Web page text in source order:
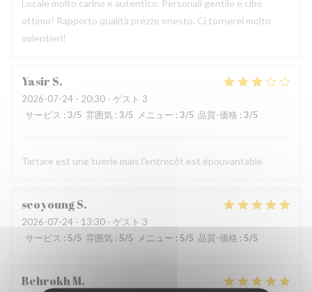
Locale molto carino e autentico. Personali gentile e cibo
ottimo! Rapporto qualità prezzo onesto. Ci tornerei molto
volentieri!
Yasir S
2026-07-24 - 20:30 - ゲスト 3
サービス : 3/5 雰囲気 : 3/5 メニュー : 3/5 品質-価格 : 3/5
Tartare est une tuerie mais l'entrecôt est épouvantable
seoyoungS
2026-07-24 - 13:30 - ゲスト 3
サービス : 5/5 雰囲気 : 5/5 メニュー : 5/5 品質-価格 : 5/5
BehrokhM